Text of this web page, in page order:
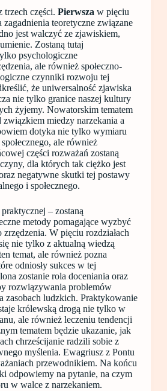
trzech części. Pierwsza w pięciu
zagadnienia teoretyczne związane
jest walczyć ze zjawiskiem,
Zostaną tutaj
psychologiczne
ale również społeczno-
czynniki rozwoju tej
że uniwersalność zjawiska
nie tylko granice naszej kultury
żyjemy. Nowatorskim tematem
związkiem miedzy narzekania a
dotyka nie tylko wymiaru
ale również
części rozważań zostaną
dla których tak ciężko jest
negatywne skutki tej postawy
i społecznego.
– zostaną
metody pomagające wyzbyć
W pięciu rozdziałach
nie tylko z aktualną wiedzą
temat, ale również pozna
odniosły sukces w tej
zostanie rola doceniania oraz
rozwiązywania problemów
zasobach ludzkich. Praktykowanie
królewską drogą nie tylko w
ale również leczeniu tendencji
tematem będzie ukazanie, jak
chrześcijanie radzili sobie z
myślenia. Ewagriusz z Pontu
przewodnikiem. Na końcu
odpowiemy na pytanie, na czym
w walce z narzekaniem.